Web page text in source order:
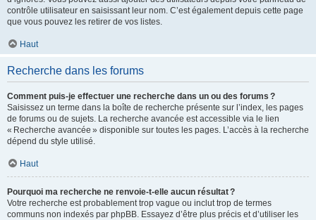
contrôle utilisateur en saisissant leur nom. C’est également depuis cette page
que vous pouvez les retirer de vos listes.
Haut
Recherche dans les forums
Comment puis-je effectuer une recherche dans un ou des forums ?
Saisissez un terme dans la boîte de recherche présente sur l’index, les pages
de forums ou de sujets. La recherche avancée est accessible via le lien
« Recherche avancée » disponible sur toutes les pages. L’accès à la recherche
dépend du style utilisé.
Haut
Pourquoi ma recherche ne renvoie-t-elle aucun résultat ?
Votre recherche est probablement trop vague ou inclut trop de termes
communs non indexés par phpBB. Essayez d’être plus précis et d’utiliser les